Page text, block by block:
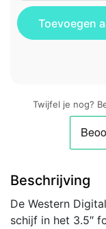
Twijfel je nog?
Beschrijving
De Western
schijf in het 3.5″